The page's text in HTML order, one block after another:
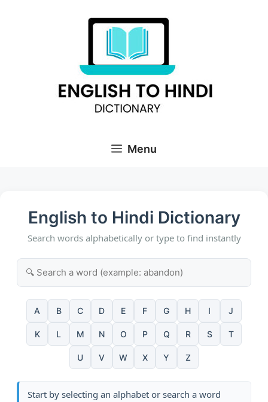
Menu
English to Hindi Dictionary
Search words alphabetically or type to find instantly
A B C D E F G H I J
K L M N O P Q R S T
U V W X Y Z
Start by selecting an alphabet or search a word